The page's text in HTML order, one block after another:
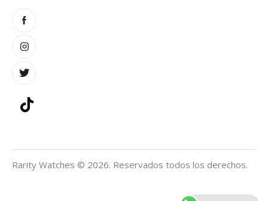
Rarity Watches © 2026. Reservados todos los derechos.